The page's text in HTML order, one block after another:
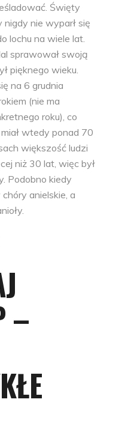
Święty
nigdy nie wyparł się
lochu na wiele lat.
sprawował swoją
pięknego wieku.
na 6 grudnia
(nie ma
roku), co
wtedy ponad 70
większość ludzi
niż 30 lat, więc był
Podobno kiedy
chóry anielskie, a
–